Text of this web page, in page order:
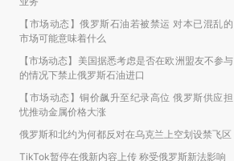
【市场动态】俄罗斯石油若被禁运 对本已混乱的
市场可能意味着什么
【市场动态】美国据悉考虑是否在欧洲盟友不参与
的情况下禁止俄罗斯石油进口
【市场动态】铜价飙升至纪录高位 俄罗斯供应担
忧推动金属价格大涨
俄罗斯和北约为何都反对在乌克兰上空划设禁飞区
TikTok暂停在俄新内容上传 称受俄罗斯新法影响